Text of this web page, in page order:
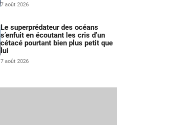
7 août 2026
Le superprédateur des océans
s’enfuit en écoutant les cris d’un
cétacé pourtant bien plus petit que
lui
7 août 2026